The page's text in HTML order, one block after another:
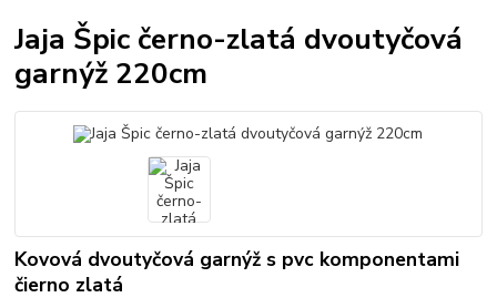
Jaja Špic černo-zlatá dvoutyčová
garnýž 220cm
Kovová dvoutyčová garnýž s pvc komponentami
čierno zlatá